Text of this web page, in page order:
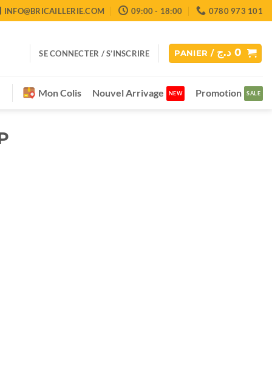
INFO@BRICAILLERIE.COM 09:00 - 18:00 0780 973 101
SE CONNECTER / S’INSCRIRE PANIER / 0 د.ج
Mon Colis Nouvel Arrivage Promotion